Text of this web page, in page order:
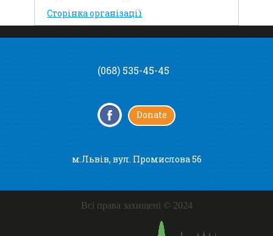
Сторінка організації
(068) 535-45-45
Donate
м.Львів, вул. Промислова 56
Всі права захищені © 2024